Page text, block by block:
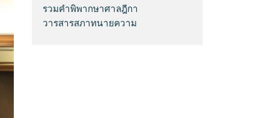
รวมคำพิพากษาศาลฎีกา
วารสารสภาทนายความ